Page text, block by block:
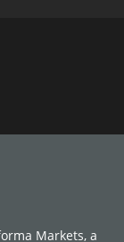
Markets, a